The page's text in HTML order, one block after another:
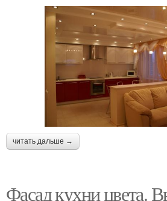
читать дальше →
Фасад кухни цвета.